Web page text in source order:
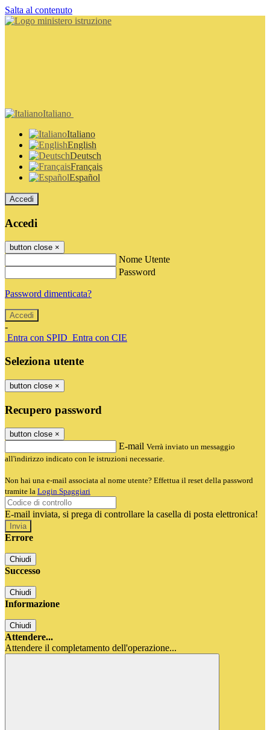
Salta al contenuto
Italiano
Italiano
English
Deutsch
Français
Español
Accedi
Accedi
button close ×
Nome Utente
Password
Password dimenticata?
-
Entra con SPID Entra con CIE
Seleziona utente
button close ×
Recupero password
button close ×
E-mail Verrà inviato un messaggio
all'indirizzo indicato con le istruzioni necessarie.
Non hai una e-mail associata al nome utente? Effettua il reset della password
tramite la Login Spaggiari
E-mail inviata, si prega di controllare la casella di posta elettronica!
Errore
Chiudi
Successo
Chiudi
Informazione
Chiudi
Attendere...
Attendere il completamento dell'operazione...